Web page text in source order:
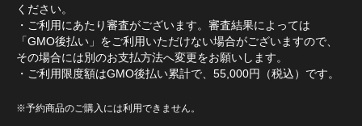
ください。
・ご利用にあたり審査がございます。審査結果によっては
「GMO後払い」をご利用いただけない場合がございますので、
その場合には別のお支払方法へ変更をお願いします。
・ご利用限度額はGMO後払い累計で、55,000円（税込）です。
※予約商品のご購入には利用できません。